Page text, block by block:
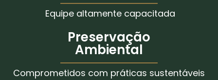
Equipe altamente capacitada
Preservação
Ambiental
Comprometidos com práticas sustentáveis